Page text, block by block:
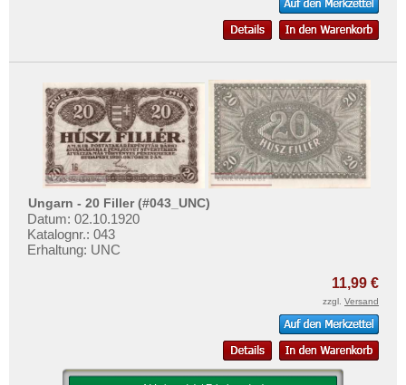
Ungarn - 20 Filler (#043_UNC)
Datum: 02.10.1920
Katalognr.: 043
Erhaltung: UNC
11,99 €
zzgl. Versand